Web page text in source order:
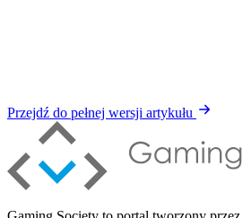
Przejdź do pełnej wersji artykułu